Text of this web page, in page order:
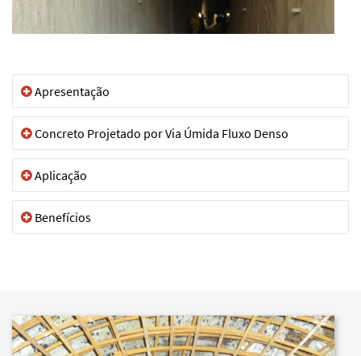
Apresentação
Concreto Projetado por Via Úmida Fluxo Denso
Aplicação
Benefícios